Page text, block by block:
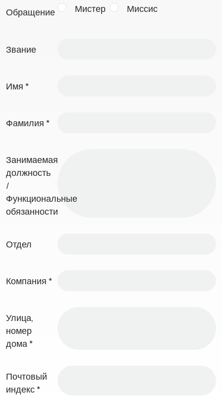
Обращение Мистер Миссис
Звание
Имя *
Фамилия *
Занимаемая
должность
/
Функциональные
обязанности
Отдел
Компания *
Улица,
номер
дома *
Почтовый
индекс*